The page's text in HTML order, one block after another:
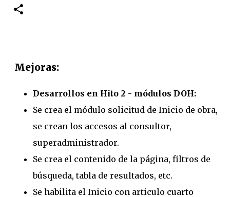
Mejoras:
Desarrollos en Hito 2 - módulos DOH:
Se crea el módulo solicitud de Inicio de obra,
se crean los accesos al consultor,
superadministrador.
Se crea el contenido de la página, filtros de
búsqueda, tabla de resultados, etc.
Se habilita el Inicio con articulo cuarto